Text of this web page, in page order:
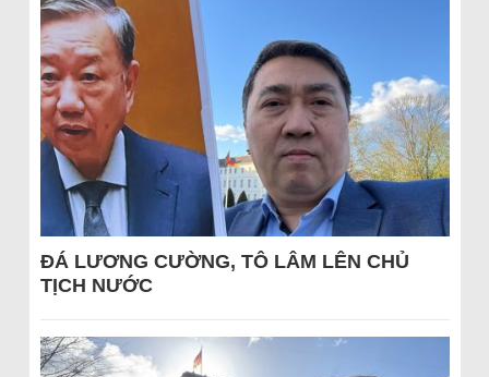
ĐÁ LƯƠNG CƯỜNG, TÔ LÂM LÊN CHỦ
TỊCH NƯỚC